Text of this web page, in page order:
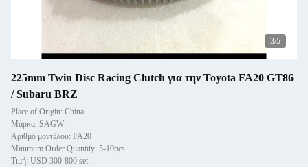
4/5
225mm Twin Disc Racing Clutch για την Toyota FA20 GT86
/ Subaru BRZ
Place of Origin: China
Μάρκα: SAGW
Αριθμό μοντέλου: FA20
Minimum Order Quantity: 5-10pcs
Τιμή: USD 300-800 set